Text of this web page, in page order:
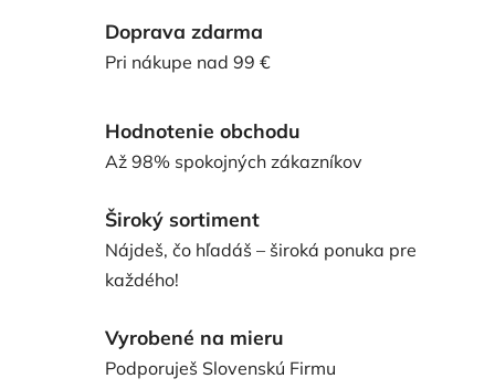
Doprava zdarma
Pri nákupe nad 99 €
Hodnotenie obchodu
Až 98% spokojných zákazníkov
Široký sortiment
Nájdeš, čo hľadáš – široká ponuka pre
každého!
Vyrobené na mieru
Podporuješ Slovenskú Firmu